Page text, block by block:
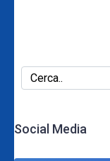
Social Media